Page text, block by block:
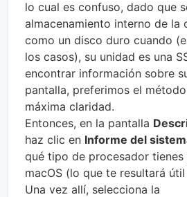
lo cual es confuso, dado que
almacenamiento interno de la
como un disco duro cuando
los casos), su unidad es una
encontrar información sobre
pantalla, preferimos el
máxima claridad.
Entonces, en la pantalla
haz clic en Informe del
qué tipo de procesador
macOS (lo que te resultará
Una vez allí, selecciona la